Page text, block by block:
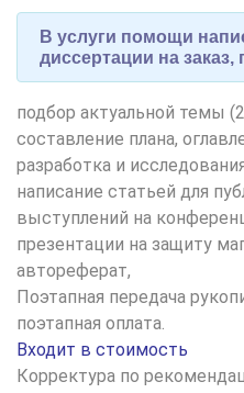
В услуги помощи
диссертации на
подбор актуальной темы
составление плана,
разработка и
написание статьей для
выступлений на
презентации на защиту
автореферат,
Поэтапная передача
поэтапная оплата.
Входит в стоимость
Корректура по